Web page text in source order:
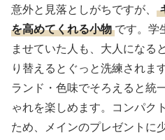
意外と見落としがちですが、
を高めてくれる小物 です。学
ませていた人も、大人になる
り替えるとぐっと洗練されま
ランド・色味でそろえると統
ゃれを楽しめます。コンパク
ため、メインのプレゼントに